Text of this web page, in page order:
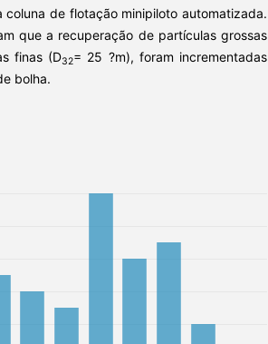
coluna de flotação minipiloto automatizada.
que a recuperação de partículas grossas
finas (D32= 25 ?m), foram incrementadas
bolha.